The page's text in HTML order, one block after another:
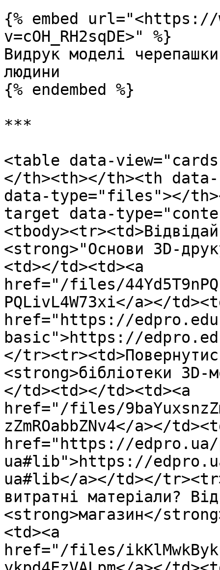
{% embed url="<https://
v=cOH_RH2sqDE>" %}
Видрук моделі
людини
{% endembed %}
***
<table data-
</th><th></th><th
data-type="files"></
target data-
<strong>"Основи 3D-
<td></td><td><a
href="/files/
PQLivL4W73xi</a></
href="https://
basic">https://
</
<strong>бібліотеки
</td><td></td><td><a
href="/files/
zZmROabbZNv4</a></
href="https://
ua#lib">https://
ua#lib</a></td></
витратні матеріали?
<strong>магазин</
<td><a
href="/files/